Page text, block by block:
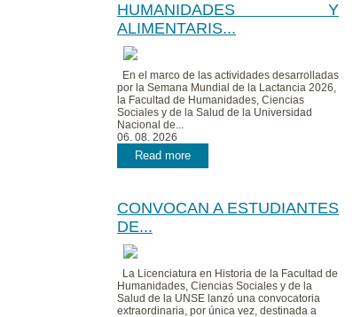
HUMANIDADES Y
ALIMENTARIS...
En el marco de las actividades desarrolladas
por la Semana Mundial de la Lactancia 2026,
la Facultad de Humanidades, Ciencias
Sociales y de la Salud de la Universidad
Nacional de...
06. 08. 2026
Read more
CONVOCAN A ESTUDIANTES
DE...
La Licenciatura en Historia de la Facultad de
Humanidades, Ciencias Sociales y de la
Salud de la UNSE lanzó una convocatoria
extraordinaria, por única vez, destinada a